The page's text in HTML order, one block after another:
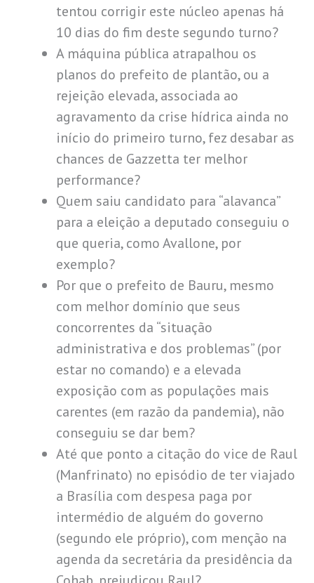
tentou corrigir este núcleo apenas há
10 dias do fim deste segundo turno?
A máquina pública atrapalhou os
planos do prefeito de plantão, ou a
rejeição elevada, associada ao
agravamento da crise hídrica ainda no
início do primeiro turno, fez desabar as
chances de Gazzetta ter melhor
performance?
Quem saiu candidato para “alavanca”
para a eleição a deputado conseguiu o
que queria, como Avallone, por
exemplo?
Por que o prefeito de Bauru, mesmo
com melhor domínio que seus
concorrentes da “situação
administrativa e dos problemas” (por
estar no comando) e a elevada
exposição com as populações mais
carentes (em razão da pandemia), não
conseguiu se dar bem?
Até que ponto a citação do vice de Raul
(Manfrinato) no episódio de ter viajado
a Brasília com despesa paga por
intermédio de alguém do governo
(segundo ele próprio), com menção na
agenda da secretária da presidência da